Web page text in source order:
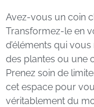
Avez-vous un coin
Transformez-le en
d’éléments qui
des plantes ou une
Prenez soin de
cet espace pour
véritablement du